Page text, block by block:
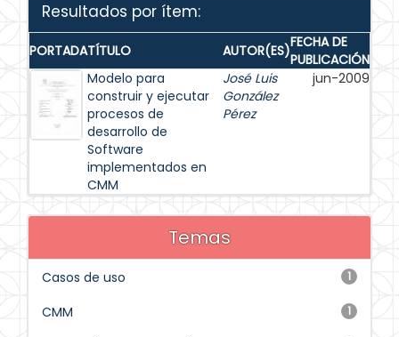
Resultados por ítem:
PORTADATÍTULO AUTOR(ES)FECHA DE
PUBLICACIÓN
Modelo para
construir y ejecutar
procesos de
desarrollo de
Software
implementados en
CMM
José Luis
González
Pérez
jun-2009
Temas
1
Casos de uso
1
CMM